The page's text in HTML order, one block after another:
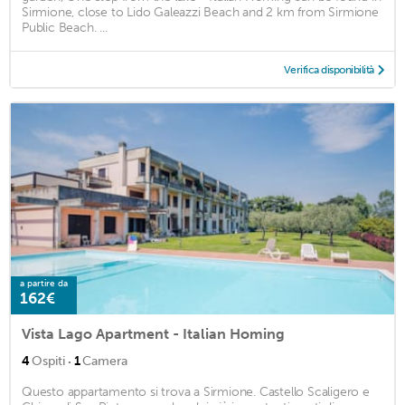
Sirmione, close to Lido Galeazzi Beach and 2 km from Sirmione
Public Beach. ...
Verifica disponibilità
a partire da
162€
Vista Lago Apartment - Italian Homing
4Ospiti · 1Camera
Questo appartamento si trova a Sirmione. Castello Scaligero e